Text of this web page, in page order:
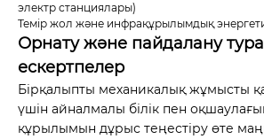
электр станциялары)
Темір жол және инфрақұрылымдық
Орнату және пайдалану
ескертпелер
Бірқалыпты механикалық жұмысты
үшін айналмалы білік пен
құрылымын дұрыс теңестіру өте